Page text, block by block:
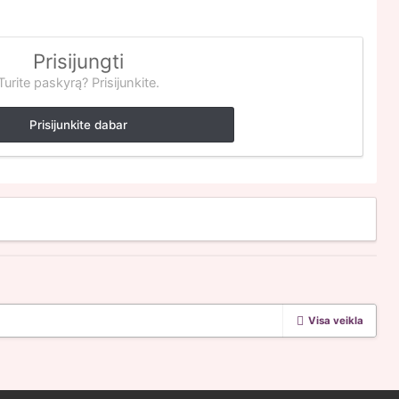
Prisijungti
paskyrą? Prisijunkite.
Prisijunkite dabar
Visa veikla